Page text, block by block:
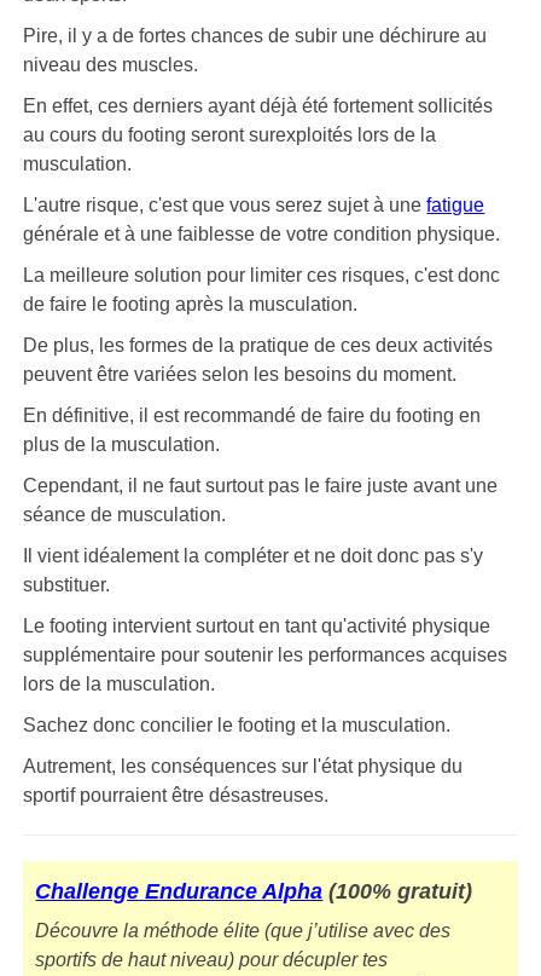
Pire, il y a de fortes chances de subir une déchirure au
niveau des muscles.
En effet, ces derniers ayant déjà été fortement sollicités
au cours du footing seront surexploités lors de la
musculation.
L'autre risque, c'est que vous serez sujet à unefatigue
générale et à une faiblesse de votre condition physique.
La meilleure solution pour limiter ces risques, c'est donc
de faire le footing après la musculation.
De plus, les formes de la pratique de ces deux activités
peuvent être variées selon les besoins du moment.
En définitive, il est recommandé de faire du footing en
plus de la musculation.
Cependant, il ne faut surtout pas le faire juste avant une
séance de musculation.
Il vient idéalement la compléter et ne doit donc pas s'y
substituer.
Le footing intervient surtout en tant qu'activité physique
supplémentaire pour soutenir les performances acquises
lors de la musculation.
Sachez donc concilier le footing et la musculation.
Autrement, les conséquences sur l'état physique du
sportif pourraient être désastreuses.
Challenge Endurance Alpha (100% gratuit)
Découvre la méthode élite (que j’utilise avec des
sportifs de haut niveau) pour décupler tes